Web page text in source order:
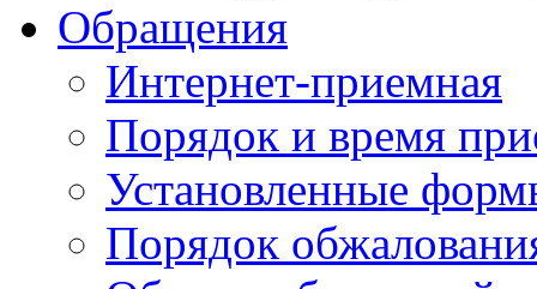
Обращения
Интернет-приемная
Порядок и время
Установленные
Порядок